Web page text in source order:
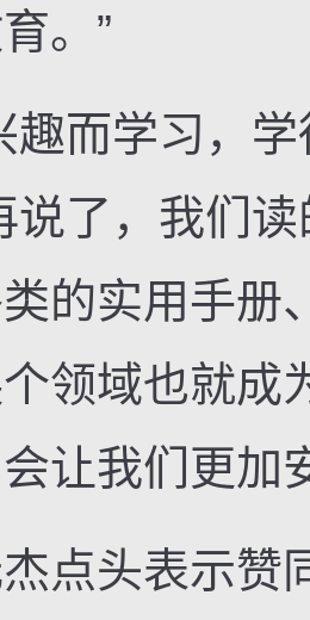
。”
而学习，学
说了，我们
的实用手册
领域也就成
让我们更加
头表示赞同